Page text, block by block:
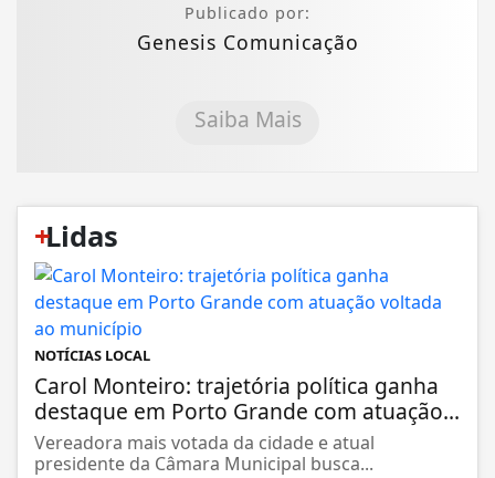
Publicado por:
Genesis Comunicação
Saiba Mais
+
Lidas
NOTÍCIAS LOCAL
Carol Monteiro: trajetória política ganha
destaque em Porto Grande com atuação...
Vereadora mais votada da cidade e atual
presidente da Câmara Municipal busca...